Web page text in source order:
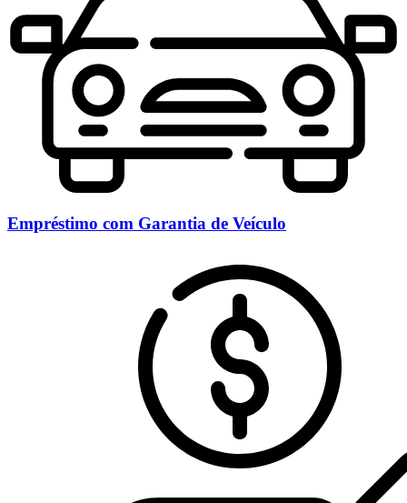
Empréstimo com Garantia de Veículo